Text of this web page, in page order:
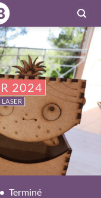
2024
Terminé